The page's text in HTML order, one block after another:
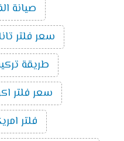
صيانة الفلتر
سعر فلتر تانك 7 مراحل
طريقة تركيب
سعر فلتر اكوا
فلتر امريكى